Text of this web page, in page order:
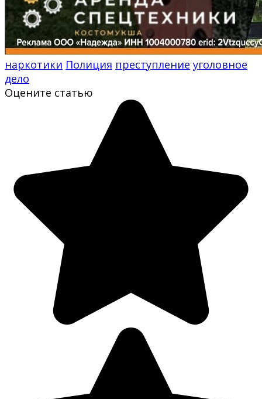
наркотики Полиция преступление уголовное
дело
Оцените статью